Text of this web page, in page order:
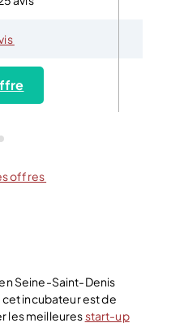
offres
Seine-Saint-Denis
cet incubateur est de
les meilleuresstart-up